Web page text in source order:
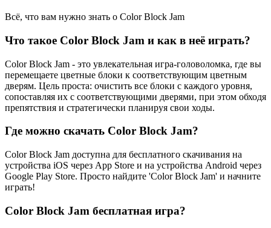
Всё, что вам нужно знать о Color Block Jam
Что такое Color Block Jam и как в неё играть?
Color Block Jam - это увлекательная игра-головоломка, где вы
перемещаете цветные блоки к соответствующим цветным
дверям. Цель проста: очистить все блоки с каждого уровня,
сопоставляя их с соответствующими дверями, при этом обходя
препятствия и стратегически планируя свои ходы.
Где можно скачать Color Block Jam?
Color Block Jam доступна для бесплатного скачивания на
устройства iOS через App Store и на устройства Android через
Google Play Store. Просто найдите 'Color Block Jam' и начните
играть!
Color Block Jam бесплатная игра?